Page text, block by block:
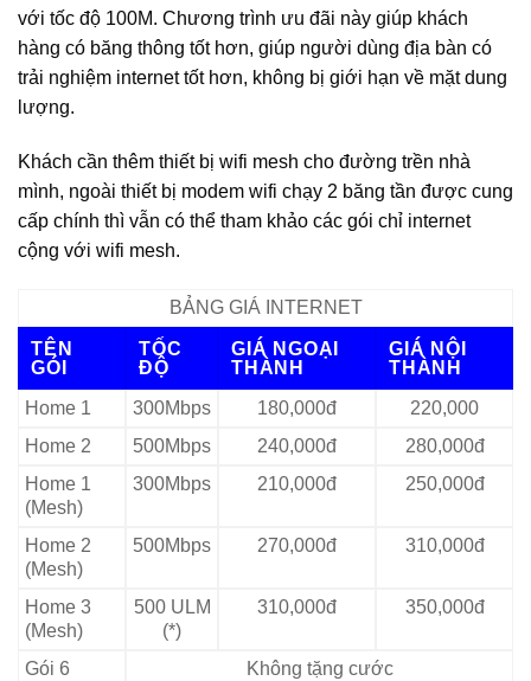
với tốc độ 100M. Chương trình ưu đãi này giúp khách
hàng có băng thông tốt hơn, giúp người dùng địa bàn có
trải nghiệm internet tốt hơn, không bị giới hạn về mặt dung
lượng.
Khách cần thêm thiết bị wifi mesh cho đường trền nhà
mình, ngoài thiết bị modem wifi chạy 2 băng tần được cung
cấp chính thì vẫn có thể tham khảo các gói chỉ internet
cộng với wifi mesh.
BẢNG GIÁ INTERNET
TÊN
GÓI
TỐC
ĐỘ
GIÁ NGOẠI
THÀNH
GIÁ NỘI
THÀNH
Home 1
300Mbps 180,000đ
220,000
Home 2
500Mbps 240,000đ
280,000đ
Home 1
(Mesh)
300Mbps 210,000đ 250,000đ
Home 2
(Mesh)
500Mbps 270,000đ 310,000đ
Home 3
(Mesh)
500 ULM
(*)
310,000đ 350,000đ
Gói 6
Không tặng cước